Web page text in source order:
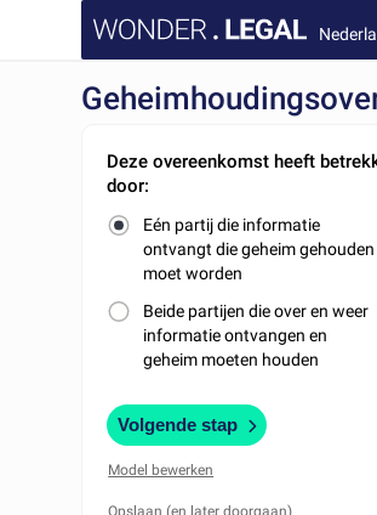
Deze overeenkomst heeft
door:
Eén partij die informatie
ontvangt die geheim gehouden
moet worden
Beide partijen die over en weer
informatie ontvangen en
geheim moeten houden
Volgende stap
Model bewerken